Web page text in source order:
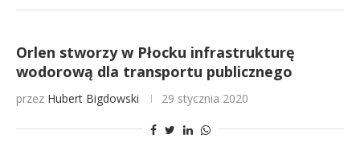
Orlen stworzy w Płocku infrastrukturę
wodorową dla transportu publicznego
przez Hubert Bigdowski 29 stycznia 2020